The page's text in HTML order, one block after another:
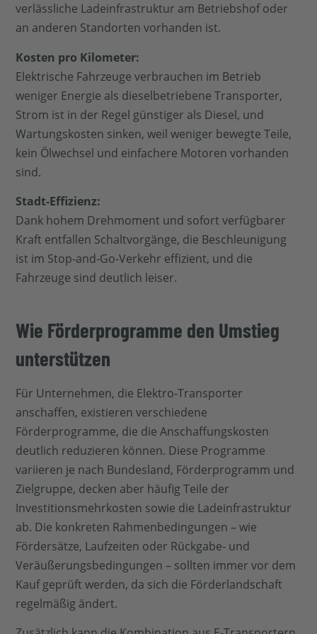
verlässliche Ladeinfrastruktur am Betriebshof oder
an anderen Standorten vorhanden ist.
Kosten pro Kilometer:
Elektrische Fahrzeuge verbrauchen im Betrieb
weniger Energie als dieselbetriebene Transporter,
Strom ist in der Regel günstiger als Diesel, und
Wartungskosten sinken, weil weniger bewegte Teile,
kein Ölwechsel und einfachere Motoren vorhanden
sind.
Stadt‑Effizienz:
Dank hohem Drehmoment und sofort verfügbarer
Kraft entfallen Schaltvorgänge, die Beschleunigung
ist im Stop‑and‑Go‑Verkehr effizient, und die
Fahrzeuge sind deutlich leiser.
Wie Förderprogramme den Umstieg
unterstützen
Für Unternehmen, die Elektro‑Transporter
anschaffen, existieren verschiedene
Förderprogramme, die die Anschaffungskosten
deutlich reduzieren können. Diese Programme
variieren je nach Bundesland, Förderprogramm und
Zielgruppe, decken aber häufig Teile der
Investitionsmehrkosten sowie die Ladeinfrastruktur
ab. Die konkreten Rahmenbedingungen – wie
Fördersätze, Laufzeiten oder Rückgabe‑ und
Veräußerungsbedingungen – sollten immer vor dem
Kauf geprüft werden, da sich die Förderlandschaft
regelmäßig ändert.